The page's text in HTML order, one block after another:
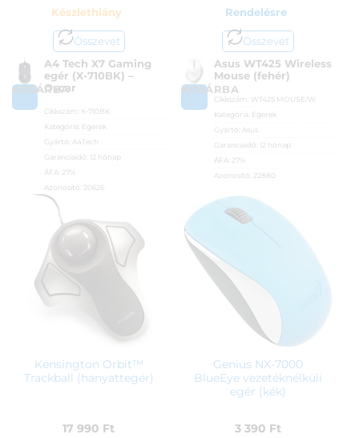
Készlethiány
Összevet
KOSÁRBA
A4 Tech X7 Gaming
egér (X-710BK) –
Oscar
Cikkszám: X-710BK
Kategória:
Egerek
Gyártó:A4Tech
Garanciaidő:
12 hónap
ÁFA: 27%
Azonosító: 20626
10 900
Rendelésre
Összevet
KOSÁRBA
Asus WT425 Wireless
Mouse (fehér)
Cikkszám: WT425 MOUSE/W
Kategória:
Egerek
Gyártó: Asus
Garanciaidő:
12 hónap
ÁFA: 27%
Azonosító: 22880
6 390Ft
Kensington Orbit™
Trackball (hanyattegér)
17 990 Ft
Genius NX-7000
BlueEye vezetéknélküli
egér (kék)
3 390 Ft